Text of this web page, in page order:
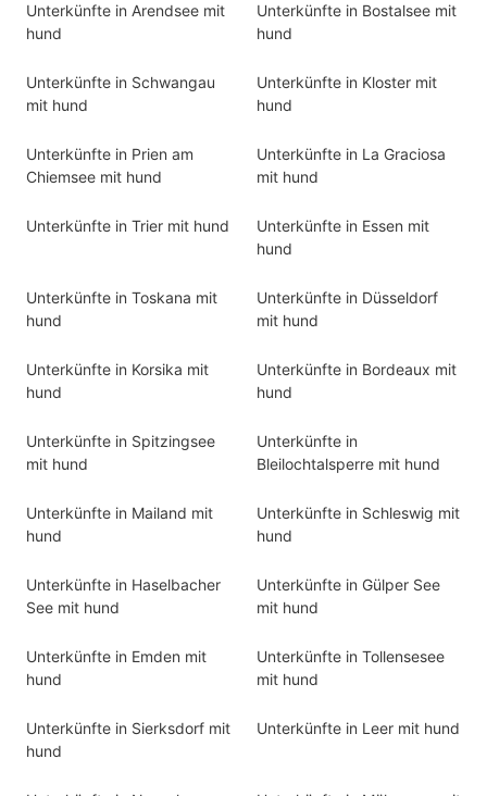
Unterkünfte in Arendsee mit
hund
Unterkünfte in Bostalsee mit
hund
Unterkünfte in Schwangau
mit hund
Unterkünfte in Kloster mit
hund
Unterkünfte in Prien am
Chiemsee mit hund
Unterkünfte in La Graciosa
mit hund
Unterkünfte in Trier mit hund
Unterkünfte in Essen mit
hund
Unterkünfte in Toskana mit
hund
Unterkünfte in Düsseldorf
mit hund
Unterkünfte in Korsika mit
hund
Unterkünfte in Bordeaux mit
hund
Unterkünfte in Spitzingsee
mit hund
Unterkünfte in
Bleilochtalsperre mit hund
Unterkünfte in Mailand mit
hund
Unterkünfte in Schleswig mit
hund
Unterkünfte in Haselbacher
See mit hund
Unterkünfte in Gülper See
mit hund
Unterkünfte in Emden mit
hund
Unterkünfte in Tollensesee
mit hund
Unterkünfte in Sierksdorf mit
hund
Unterkünfte in Leer mit hund